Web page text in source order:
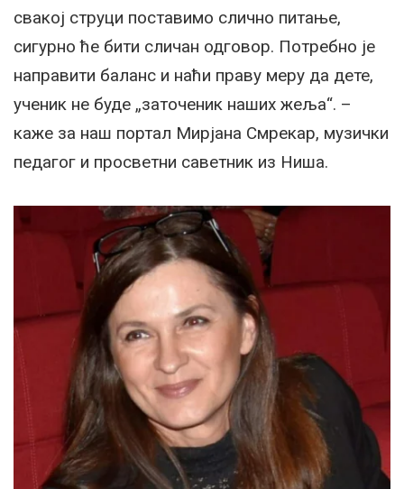
свакој струци поставимо слично питање,
сигурно ће бити сличан одговор. Потребно је
направити баланс и наћи праву меру да дете,
ученик не буде „заточеник наших жеља“. –
каже за наш портал Мирјана Смрекар, музички
педагог и просветни саветник из Ниша.